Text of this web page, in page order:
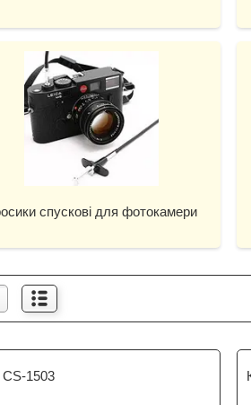
спускові для фотокамери
CS-1503